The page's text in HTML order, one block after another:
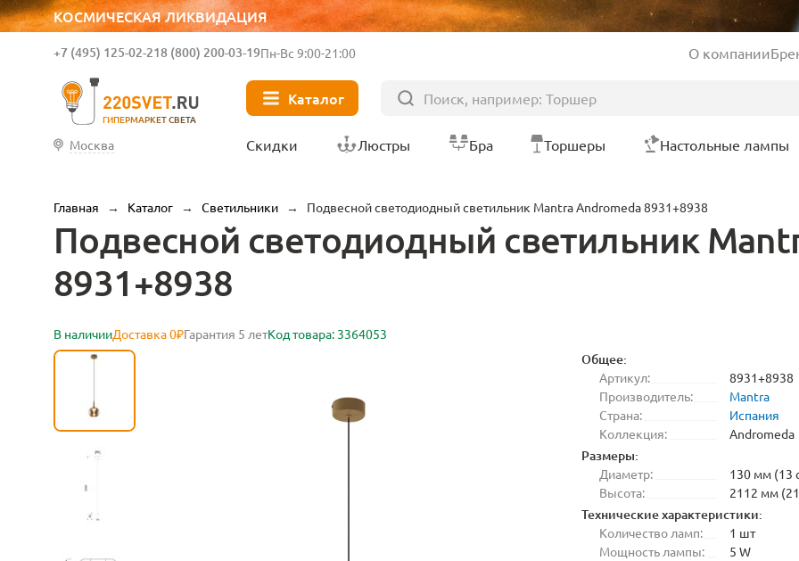
КОСМИЧЕСКАЯ ЛИКВИДАЦИЯ
ГИПЕРМАРКЕТ СВЕТА
+7 (495) 125-02-218 (800) 200-03-19Пн-Вс 9:00-21:00 О компании
Каталог
Москва Скидки Люстры Бра Торшеры Настольные лампы
Главная → Каталог → Светильники → Подвесной светодиодный светильник Mantra Andromeda 8931+8938
Подвесной светодиодный светильник
8931+8938
В наличииДоставка 0₽Гарантия 5 летКод товара: 3364053
Общее:
Артикул:
8931+8938
Производитель:
Mantra
Страна:
Испания
Коллекция:
Andromeda
Размеры:
Диаметр:
130 мм (13
Высота:
2112 мм
Технические характеристики:
Количество ламп:
1 шт
Мощность лампы:
5 W